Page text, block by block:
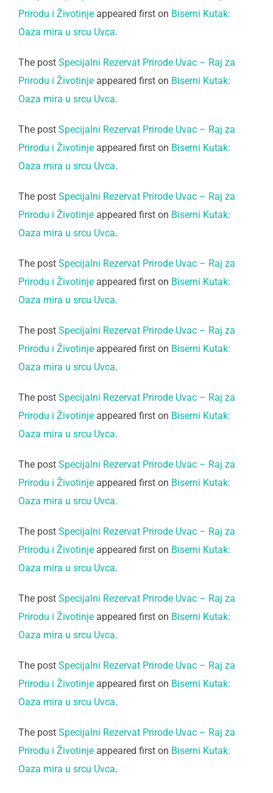
Prirodu i Životinje appeared first on Biserni Kutak:
Oaza mira u srcu Uvca.
The post Specijalni Rezervat Prirode Uvac – Raj za
Prirodu i Životinje appeared first on Biserni Kutak:
Oaza mira u srcu Uvca.
The post Specijalni Rezervat Prirode Uvac – Raj za
Prirodu i Životinje appeared first on Biserni Kutak:
Oaza mira u srcu Uvca.
The post Specijalni Rezervat Prirode Uvac – Raj za
Prirodu i Životinje appeared first on Biserni Kutak:
Oaza mira u srcu Uvca.
The post Specijalni Rezervat Prirode Uvac – Raj za
Prirodu i Životinje appeared first on Biserni Kutak:
Oaza mira u srcu Uvca.
The post Specijalni Rezervat Prirode Uvac – Raj za
Prirodu i Životinje appeared first on Biserni Kutak:
Oaza mira u srcu Uvca.
The post Specijalni Rezervat Prirode Uvac – Raj za
Prirodu i Životinje appeared first on Biserni Kutak:
Oaza mira u srcu Uvca.
The post Specijalni Rezervat Prirode Uvac – Raj za
Prirodu i Životinje appeared first on Biserni Kutak:
Oaza mira u srcu Uvca.
The post Specijalni Rezervat Prirode Uvac – Raj za
Prirodu i Životinje appeared first on Biserni Kutak:
Oaza mira u srcu Uvca.
The post Specijalni Rezervat Prirode Uvac – Raj za
Prirodu i Životinje appeared first on Biserni Kutak:
Oaza mira u srcu Uvca.
The post Specijalni Rezervat Prirode Uvac – Raj za
Prirodu i Životinje appeared first on Biserni Kutak:
Oaza mira u srcu Uvca.
The post Specijalni Rezervat Prirode Uvac – Raj za
Prirodu i Životinje appeared first on Biserni Kutak:
Oaza mira u srcu Uvca.